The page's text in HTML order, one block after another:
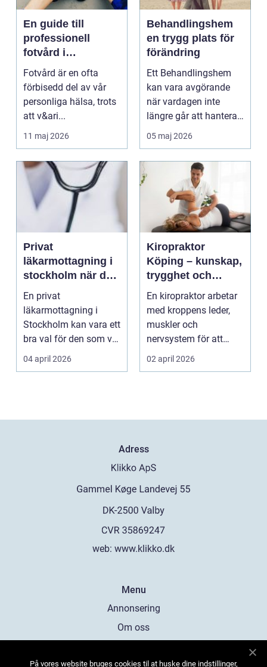
En guide till
professionell
fotvård i
Helsingborg
Fotvård är en ofta
förbisedd del av vår
personliga hälsa, trots
att v&ari...
11 maj 2026
Behandlingshem
en trygg plats för
förändring
Ett Behandlingshem
kan vara avgörande
när vardagen inte
längre går att hantera
på egen hand. För
mån...
05 maj 2026
Privat
läkarmottagning i
stockholm när du
vill ha tid, trygghet
och specialistvård
En privat
läkarmottagning i
Stockholm kan vara ett
bra val för den som vill
träffa en erfaren
specia...
04 april 2026
Kiropraktor
Köping – kunskap,
trygghet och
behandling som
gör skillnad
En kiropraktor arbetar
med kroppens leder,
muskler och
nervsystem för att
minska smärta, f...
02 april 2026
Adress
web: www.klikko.dk
Menu
Annonsering
Om oss
På vores website bruges cookies til at huske dine indstillinger,